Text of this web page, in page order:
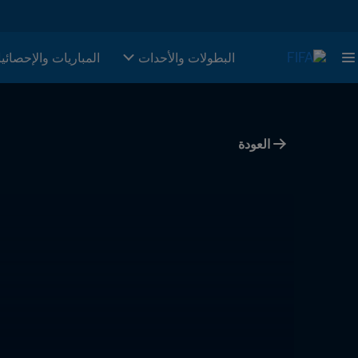
البطولات والأحدات المباريات
العودة